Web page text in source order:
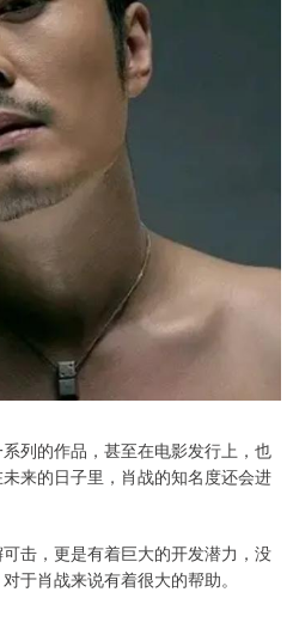
列的作品，甚至在电影发行上，也
来的日子里，肖战的知名度还会进
击，更是有着巨大的开发潜力，没
于肖战来说有着很大的帮助。